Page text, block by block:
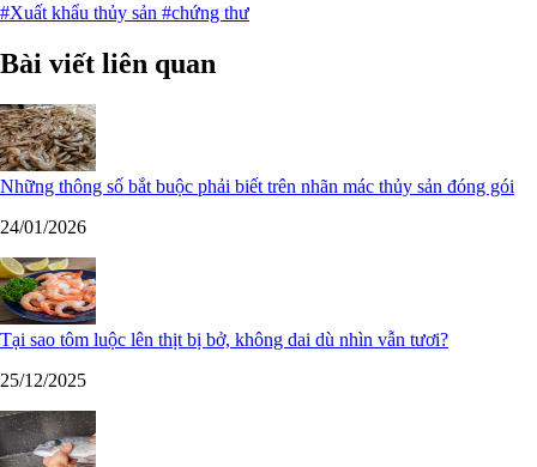
#Xuất khẩu thủy sản #chứng thư
Bài viết liên quan
Những thông số bắt buộc phải biết trên nhãn mác thủy sản đóng gói
24/01/2026
Tại sao tôm luộc lên thịt bị bở, không dai dù nhìn vẫn tươi?
25/12/2025